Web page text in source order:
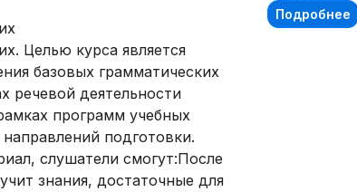
Целью курса является
базовых грамматических
речевой деятельности
программ учебных
подготовки.
слушатели смогут:После
знания, достаточные для
Подробнее